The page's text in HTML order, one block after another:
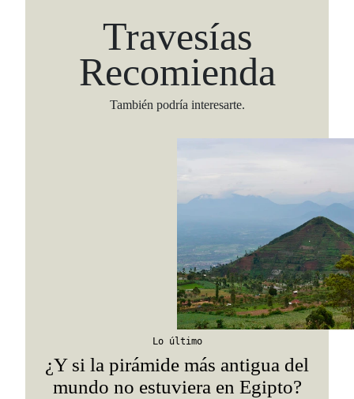
Travesías
Recomienda
También podría interesarte.
Lo último
¿Y si la pirámide más antigua del
mundo no estuviera en Egipto?
Viaja con Travesías, recibe cada semana
itinerarios, tips de insider y las guías más